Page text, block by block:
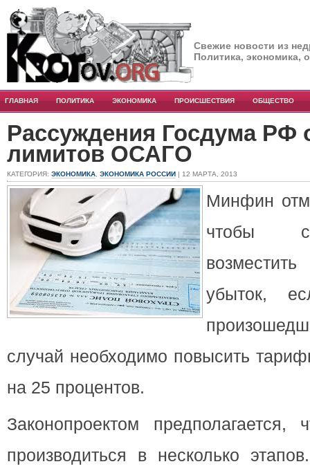
Свежие новости из
Политика, экономика,
ГЛАВНАЯ ПОЛИТИКА ЭКОНОМИКА ПРОИСШЕСТВИЯ ОБЩЕСТВО
Рассуждения Госдума
лимитов ОСАГО
КАТЕГОРИЯ: ЭКОНОМИКА ЭКОНОМИКА РОССИИ | 12 МАРТА, 2013
Минфин
чтобы
убыток,
случай необходимо повысить
на 25 процентов.
Законопроектом
производиться в несколько